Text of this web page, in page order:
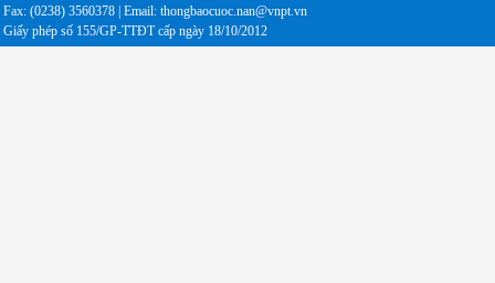
Fax: (0238) 3560378 | Email: thongbaocuoc.nan@vnpt.vn
Giấy phép số 155/GP-TTĐT cấp ngày 18/10/2012